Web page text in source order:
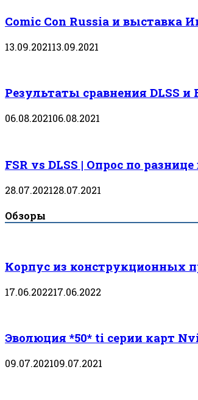
Comic Con Russia и выставка
13.09.202113.09.2021
Результаты сравнения DLSS и
06.08.202106.08.2021
FSR vs DLSS | Опрос по
28.07.202128.07.2021
Обзоры
Корпус из конструкционных
17.06.202217.06.2022
Эволюция *50* ti серии карт
09.07.202109.07.2021